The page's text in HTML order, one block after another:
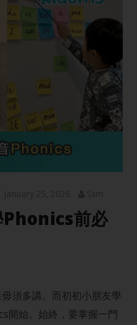
Phonics前必
須多講。而初初小朋友學
開始。始終，要掌握一門